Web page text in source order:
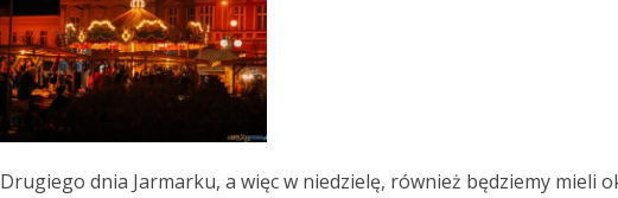
Drugiego dnia Jarmarku, a więc w niedzielę, również będziemy mieli